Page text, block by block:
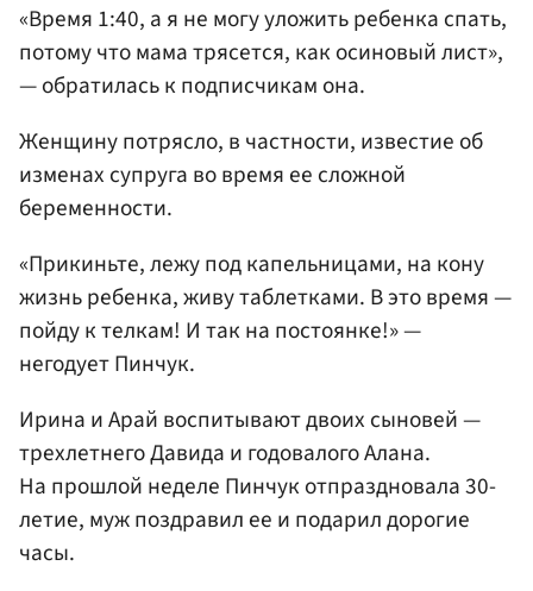
«Время 1:40, а я не могу уложить ребенка спать,
потому что мама трясется, как осиновый лист»,
— обратилась к подписчикам она.
Женщину потрясло, в частности, известие об
изменах супруга во время ее сложной
беременности.
«Прикиньте, лежу под капельницами, на кону
жизнь ребенка, живу таблетками. В это время —
пойду к телкам! И так на постоянке!» —
негодует Пинчук.
Ирина и Арай воспитывают двоих сыновей —
трехлетнего Давида и годовалого Алана.
На прошлой неделе Пинчук отпраздновала 30-
летие, муж поздравил ее и подарил дорогие
часы.